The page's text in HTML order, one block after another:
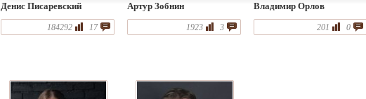
Денис Писаревский
17
184292
Артур Зобнин
3
1923
Владимир Орлов
0
201